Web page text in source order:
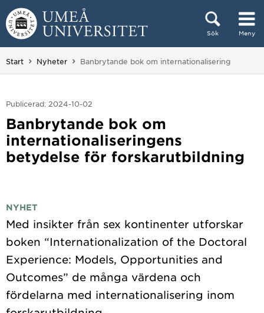
Hoppa direkt till innehållet
Sök Meny
Huvudmenyn dold.
Start Nyheter Du är här:
Banbrytande bok om internationalisering
Publicerad: 2024-10-02
Banbrytande bok om
internationaliseringens
betydelse för forskarutbildning
NYHET
Med insikter från sex kontinenter utforskar
boken “Internationalization of the Doctoral
Experience: Models, Opportunities and
Outcomes” de många värdena och
fördelarna med internationalisering inom